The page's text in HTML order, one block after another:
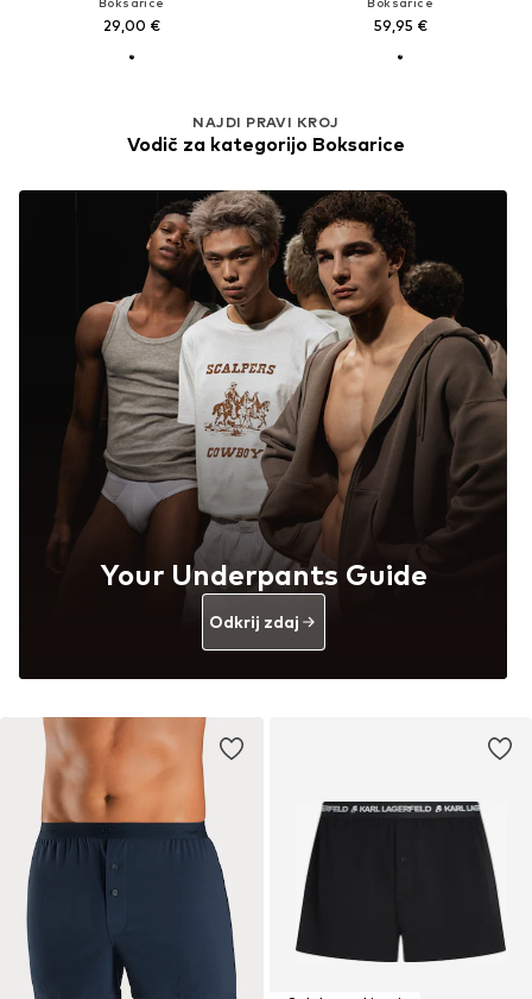
29,00 € 59,95 €
NAJDI PRAVI KROJ
Vodič za kategorijo Boksarice
Your Underpants Guide
Odkrij zdaj